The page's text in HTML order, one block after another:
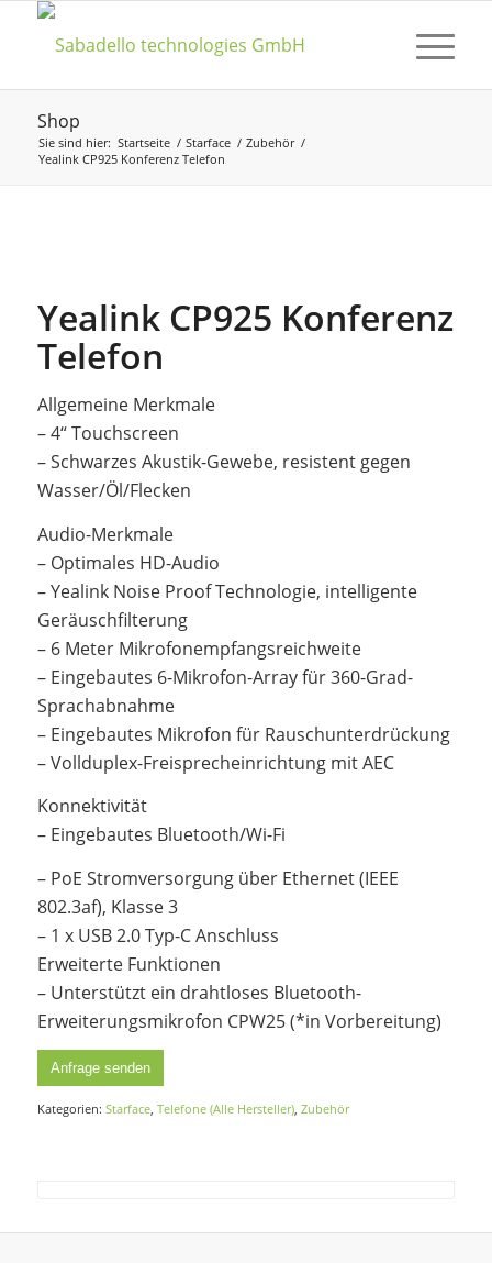
Shop
Sie sind hier: Startseite / Starface / Zubehör /
Yealink CP925 Konferenz Telefon
Yealink CP925 Konferenz
Telefon
Allgemeine Merkmale
– 4“ Touchscreen
– Schwarzes Akustik-Gewebe, resistent gegen
Wasser/Öl/Flecken
Audio-Merkmale
– Optimales HD-Audio
– Yealink Noise Proof Technologie, intelligente
Geräuschfilterung
– 6 Meter Mikrofonempfangsreichweite
– Eingebautes 6-Mikrofon-Array für 360-Grad-
Sprachabnahme
– Eingebautes Mikrofon für Rauschunterdrückung
– Vollduplex-Freisprecheinrichtung mit AEC
Konnektivität
– Eingebautes Bluetooth/Wi-Fi
– PoE Stromversorgung über Ethernet (IEEE
802.3af), Klasse 3
– 1 x USB 2.0 Typ-C Anschluss
Erweiterte Funktionen
– Unterstützt ein drahtloses Bluetooth-
Erweiterungsmikrofon CPW25 (*in Vorbereitung)
Anfrage senden
Kategorien: Starface, Telefone (Alle Hersteller), Zubehör